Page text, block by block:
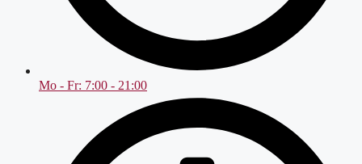
Mo - Fr: 7:00 - 21:00